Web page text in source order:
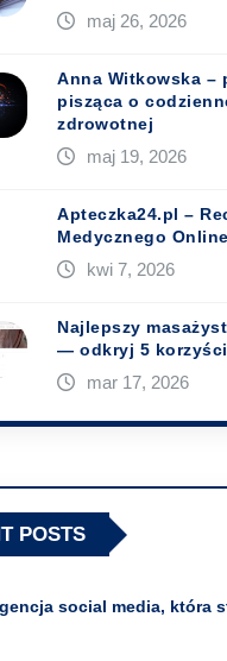
maj 26, 2026
Anna Witkowska –
pisząca o
zdrowotnej
maj 19, 2026
Apteczka24.pl –
Medycznego Online
kwi 7, 2026
Najlepszy
— odkryj 5
mar 17, 2026
POSTS
social media, która